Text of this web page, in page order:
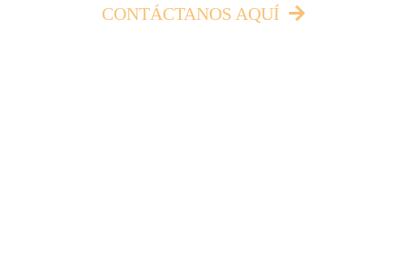
CONTÁCTANOS AQUÍ